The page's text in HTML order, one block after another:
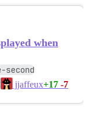
when
jjaffeux+17 -7